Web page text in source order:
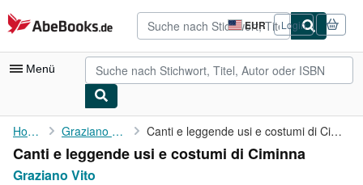
Zum Hauptinhalt
AbeBooks.de EUR
Seite
der
Einkaufseinstellungen.
Login
Menü
Nutzerkonto
Meine Bestellungen
Home Graziano Vito Canti e leggende usi e costumi di Ciminna
Canti e leggende usi e costumi di Ciminna
Graziano Vito